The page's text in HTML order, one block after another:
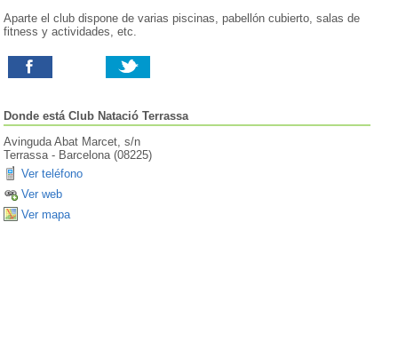
Aparte el club dispone de varias piscinas, pabellón cubierto, salas de
fitness y actividades, etc.
Donde estáClub Natació Terrassa
Avinguda Abat Marcet, s/n
Terrassa- Barcelona(08225)
Ver teléfono
Ver web
Ver mapa